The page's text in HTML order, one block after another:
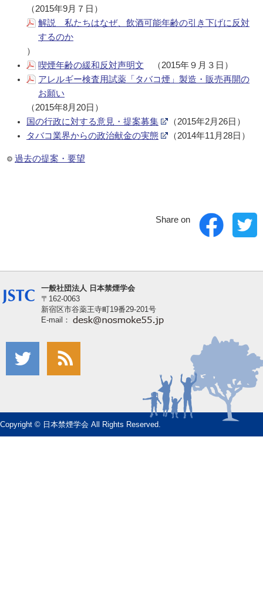
（2015年9月７日）
解説 私たちはなぜ、飲酒可能年齢の引き下げに反対
するのか
）
喫煙年齢の緩和反対声明文 （2015年９月３日）
アレルギー検査用試薬「タバコ煙」製造・販売再開の
お願い
（2015年8月20日）
国の行政に対する意見・提案募集
（2015年2月26日）
タバコ業界からの政治献金の実態
（2014年11月28日）
過去の提案・要望
Share on
一般社団法人 日本禁煙学会
〒162-0063
新宿区市谷薬王寺町19番29-201号
E-mail：
Copyright © 日本禁煙学会 All Rights Reserved.